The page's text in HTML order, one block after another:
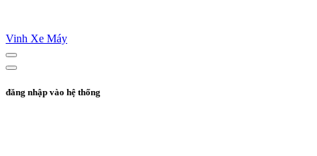
Vinh Xe Máy
đăng nhập vào hệ thống